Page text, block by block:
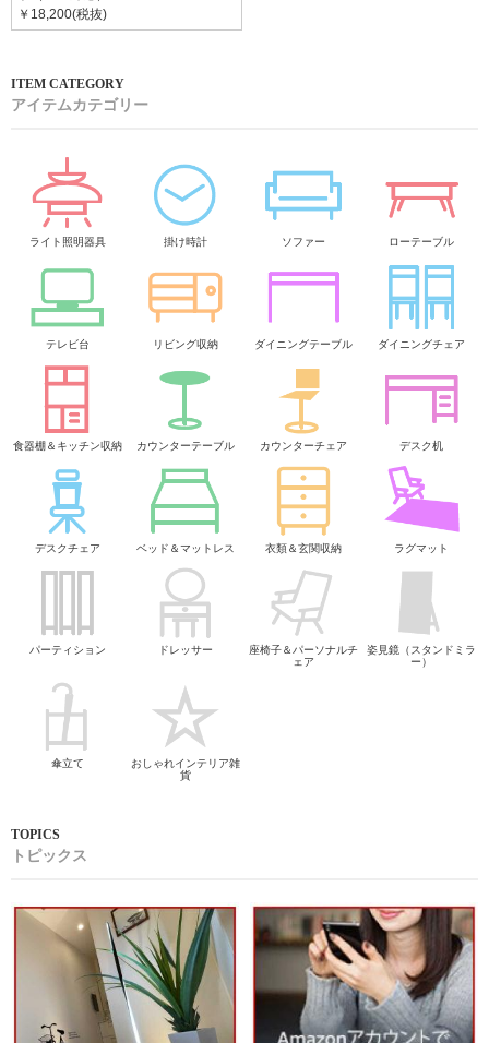
￥18,200(税抜)
アイテムカテゴリー
ライト照明器具 掛け時計 ソファー ローテーブル
テレビ台 リビング収納 ダイニングテーブル ダイニングチェア
食器棚＆キッチン収納 カウンターテーブル カウンターチェア デスク机
デスクチェア ベッド＆マットレス 衣類＆玄関収納 ラグマット
パーティション ドレッサー
座椅子＆パーソナルチ
ェア
姿見鏡（スタンドミラ
ー）
傘立て
おしゃれインテリア雑
貨
トピックス